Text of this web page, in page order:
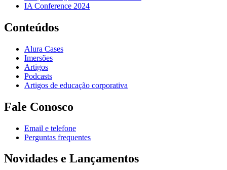
IA Conference 2024
Conteúdos
Alura Cases
Imersões
Artigos
Podcasts
Artigos de educação corporativa
Fale Conosco
Email e telefone
Perguntas frequentes
Novidades e Lançamentos